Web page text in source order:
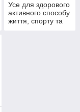
Усе для здорового
активного способу
життя, спорту та